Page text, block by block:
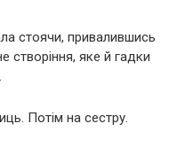
стоячи, привалившись
створіння, яке й гадки
Потім на сестру.